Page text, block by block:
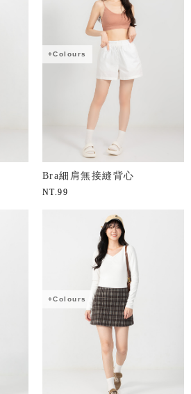
+Colours
Bra細肩無接縫背心
NT.99
+Colours